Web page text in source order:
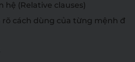
hệ (Relative clauses)
rõ cách dùng của từng mệnh đ